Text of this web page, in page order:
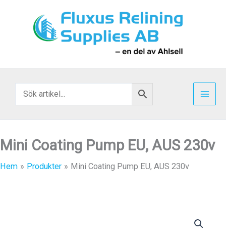
Mini Coating Pump EU, AUS 230v
Hem Produkter Mini Coating Pump EU, AUS 230v